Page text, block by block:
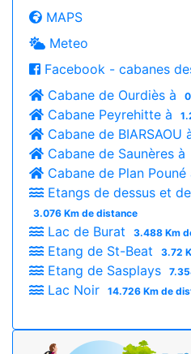
MAPS
Meteo
Facebook - cabanes
Cabane de Ourdiès à
Cabane Peyrehitte à
Cabane de BIARSAOU
Cabane de Saunères à
Cabane de Plan Pouné
Etangs de dessus et
3.076 Km de distance
Lac de Burat 3.488 Km
Etang de St-Beat 3.72
Etang de Sasplays
Lac Noir 14.726 Km de